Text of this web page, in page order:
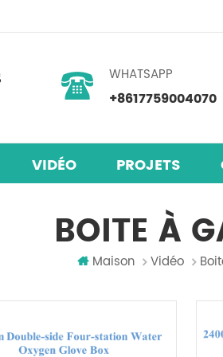
WHATSAPP
+8617759004070
VIDÉO PROJETS
BOITE À
Maison Vidéo